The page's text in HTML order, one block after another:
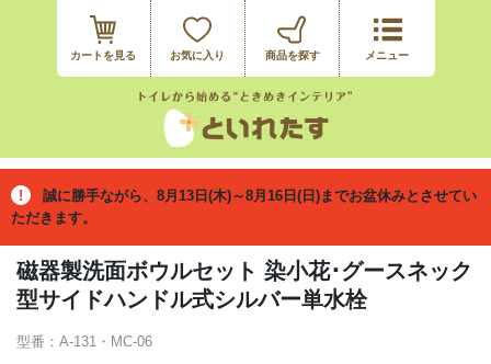
カートを見る お気に入り
誠に勝手ながら、8月13日(木)～8月16日(日)までお盆休みとさせてい
ただきます。
磁器製洗面ボウルセット 染小花･グースネック
型サイドハンドル式シルバー単水栓
型番：A-131・MC-06